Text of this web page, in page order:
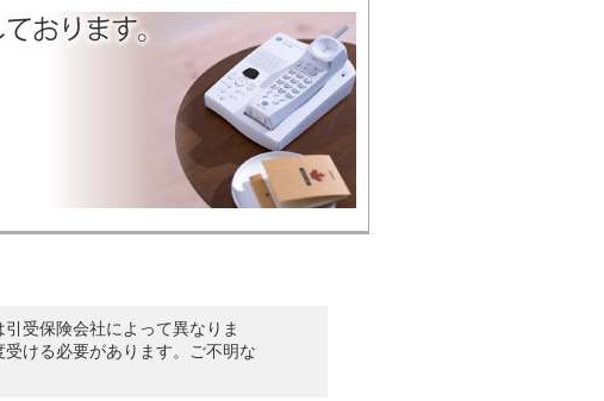
受保険会社によって異なりま
ける必要があります。ご不明な